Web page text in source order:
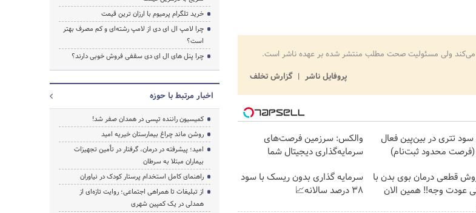
می‌کند ولی مسئولیت صحت مطلب منتشر شده بر عهده ناشر است.
پروفایل ناشر
گزارش تخلف
۵۵٪ سود تتری در بین‌پین فعال
محدود ثبت‌نام)
والکس: سرزمین فرصت‌های
سرمایه‌گذاری دیجیتال شما
قطعی درمان بوی بدن با
عودت وجه‼️ همین الان
سرمایه گذاری بدون ریسک با سود
38 درصد سالانه📈
خرید تلگرام پرمیوم با ارزان ترین قیمت
چرا لامپ ال ای دی از لامپ رشته‌ای و کم مصرف بهتر
است؟
چرا پنل های ال ای دی سقفی فروش خوبی دارند؟
اخبار مرتبط با حوزه
کمیسیون راننده تپسی در همدان صفر شد!
روشن ماند چراغ بیمارستان خیریه امید
امید؛ پیشرفته در درمان، گرفتار در تأمین تجهیزات
بیماران مبتلا به سرطان
راهنمای کامل استخدام پرستار کودک در نیاوران
از تبلیغات تا همراهی اجتماعی؛ روایت تازه‌ای از
همدلی در یک کمپین شهری